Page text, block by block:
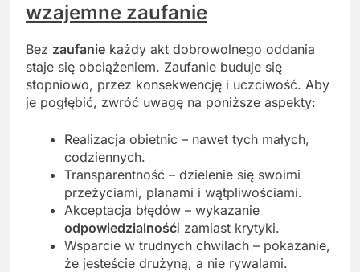
wzajemne zaufanie
Bez zaufanie każdy akt dobrowolnego oddania
staje się obciążeniem. Zaufanie buduje się
stopniowo, przez konsekwencję i uczciwość. Aby
je pogłębić, zwróć uwagę na poniższe aspekty:
Realizacja obietnic – nawet tych małych,
codziennych.
Transparentność – dzielenie się swoimi
przeżyciami, planami i wątpliwościami.
Akceptacja błędów – wykazanie
odpowiedzialnośći zamiast krytyki.
Wsparcie w trudnych chwilach – pokazanie,
że jesteście drużyną, a nie rywalami.